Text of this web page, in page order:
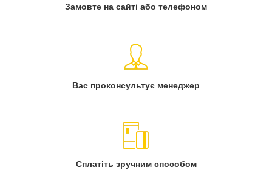
Замовте на сайті або телефоном
Вас проконсультує менеджер
Сплатіть зручним способом